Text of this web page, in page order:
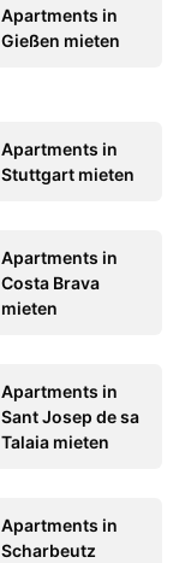
Apartments in
Gießen mieten
Apartments in
Stuttgart mieten
Apartments in
Costa Brava
mieten
Apartments in
Sant Josep de sa
Talaia mieten
Apartments in
Scharbeutz